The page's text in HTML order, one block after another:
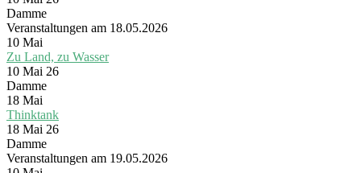
Damme
Veranstaltungen am 18.05.2026
10 Mai
Zu Land, zu Wasser
10 Mai 26
Damme
18 Mai
Thinktank
18 Mai 26
Damme
Veranstaltungen am 19.05.2026